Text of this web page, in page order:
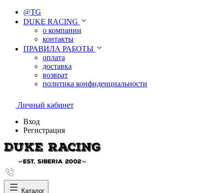
@TG
DUKE RACING
о компании
контакты
ПРАВИЛА РАБОТЫ
оплата
доставка
возврат
политика конфиденциальности
Личный кабинет
Вход
Регистрация
Каталог